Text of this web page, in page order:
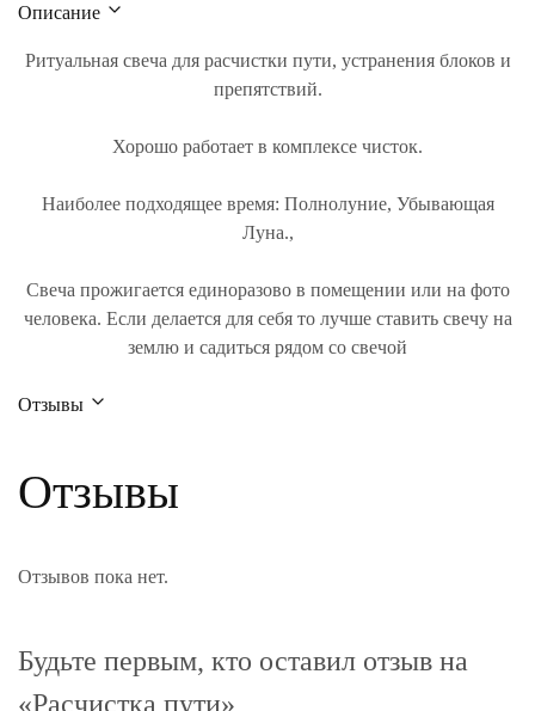
Описание
Ритуальная свеча для расчистки пути, устранения блоков и
препятствий.
Хорошо работает в комплексе чисток.
Наиболее подходящее время: Полнолуние, Убывающая
Луна.,
Свеча прожигается единоразово в помещении или на фото
человека. Если делается для себя то лучше ставить свечу на
землю и садиться рядом со свечой
Отзывы
Отзывы
Отзывов пока нет.
Будьте первым, кто оставил отзыв на
«Расчистка пути»